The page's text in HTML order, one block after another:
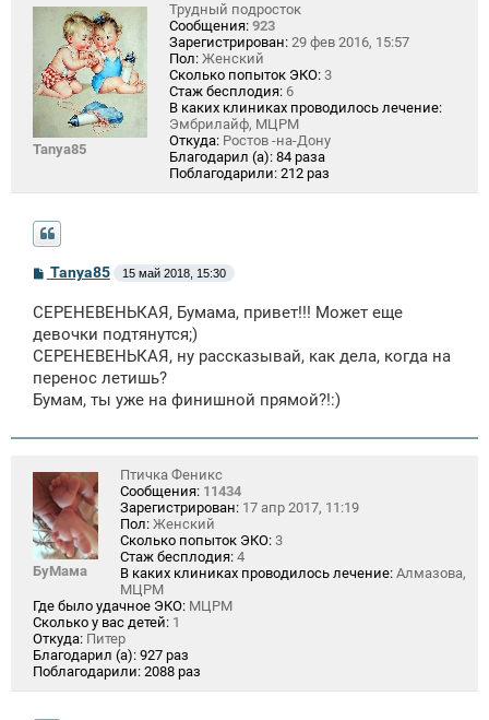
Tanya85
Трудный подросток
Сообщения: 923
Зарегистрирован: 29 фев 2016, 15:57
Пол: Женский
Сколько попыток ЭКО: 3
Стаж бесплодия: 6
В каких клиниках проводилось лечение:
Эмбрилайф, МЦРМ
Откуда: Ростов -на-Дону
Благодарил (а): 84 раза
Поблагодарили: 212 раз
С
б
щ
е
н
и
Tanya85 15 май 2018, 15:30
СЕРЕНЕВЕНЬКАЯ, Бумама, привет!!! Может еще
девочки подтянутся;)
СЕРЕНЕВЕНЬКАЯ, ну рассказывай, как дела, когда на
перенос летишь?
Бумам, ты уже на финишной прямой?!:)
БуМама
Птичка Феникс
Сообщения: 11434
Зарегистрирован: 17 апр 2017, 11:19
Пол: Женский
Сколько попыток ЭКО: 3
Стаж бесплодия: 4
В каких клиниках проводилось лечение: Алмазова,
МЦРМ
Где было удачное ЭКО: МЦРМ
Сколько у вас детей: 1
Откуда: Питер
Благодарил (а): 927 раз
Поблагодарили: 2088 раз